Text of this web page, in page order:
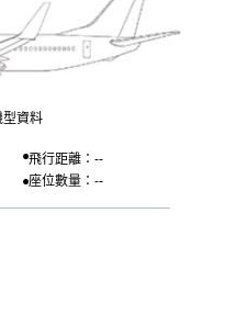
型資料
飛行距離：--
座位數量：--